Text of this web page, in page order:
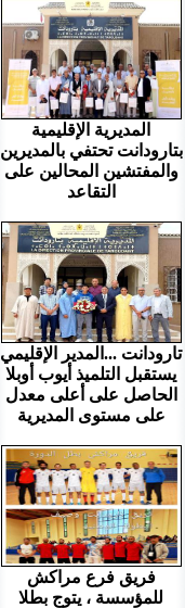
المديرية الإقليمية
بتارودانت تحتفي بالمديرين
والمفتشين المحالين على
التقاعد
تارودانت ...المدير الإقليمي
يستقبل التلميذ أيوب أوبلا
الحاصل على أعلى معدل
على مستوى المديرية
فريق فرع مراكش
للمؤسسة ، يتوج بطلا